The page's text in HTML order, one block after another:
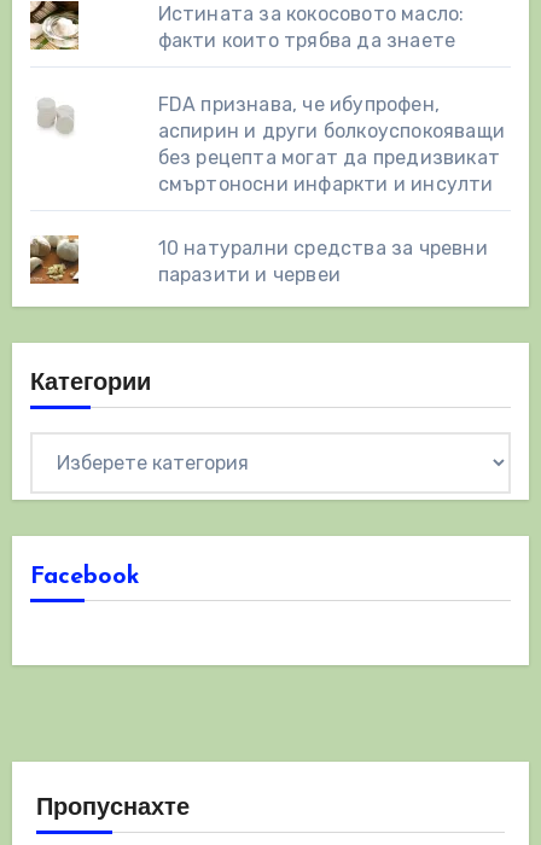
Истината за кокосовото масло:
факти които трябва да знаете
FDA признава, че ибупрофен,
аспирин и други болкоуспокояващи
без рецепта могат да предизвикат
смъртоносни инфаркти и инсулти
10 натурални средства за чревни
паразити и червеи
Категории
Facebook
Пропуснахте